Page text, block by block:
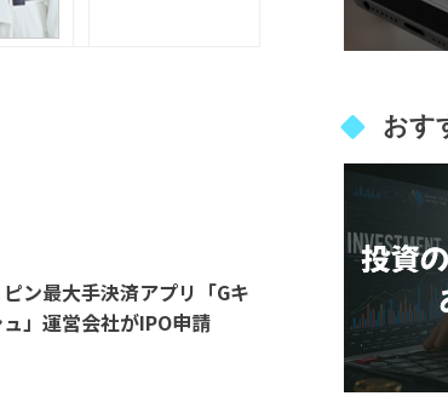
ン最大手決済アプリ「Gキ
」運営会社がIPO申請
おす